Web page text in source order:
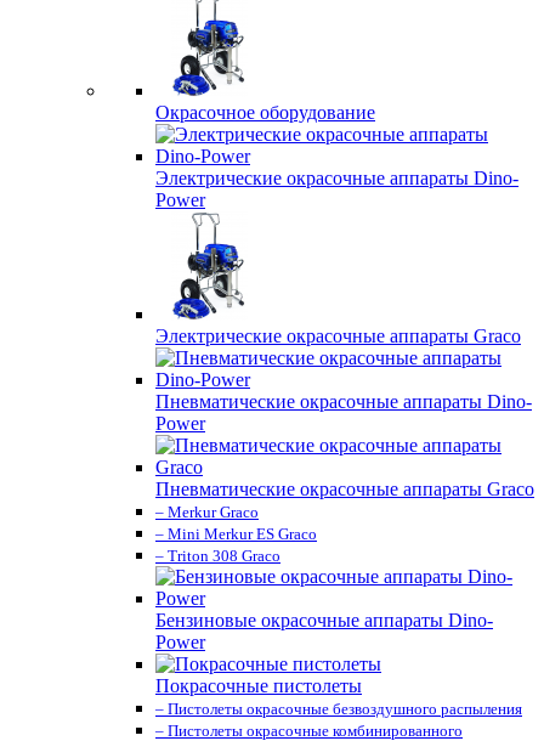
Окрасочное оборудование
Электрические окрасочные аппараты Dino-
Power
Электрические окрасочные аппараты Graco
Пневматические окрасочные аппараты Dino-
Power
Пневматические окрасочные аппараты Graco
– Merkur Graco
– Mini Merkur ES Graco
– Triton 308 Graco
Бензиновые окрасочные аппараты Dino-
Power
Покрасочные пистолеты
– Пистолеты окрасочные безвоздушного распыления
– Пистолеты окрасочные комбинированного